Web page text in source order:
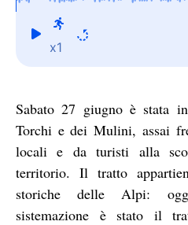
x1
Sabato 27 giugno è stata
Torchi e dei Mulini, assai
locali e da turisti alla
territorio. Il tratto
storiche delle Alpi:
sistemazione è stato il